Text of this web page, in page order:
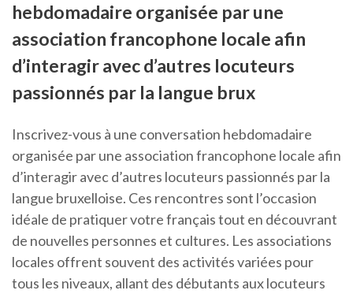
hebdomadaire organisée par une
association francophone locale afin
d’interagir avec d’autres locuteurs
passionnés par la langue brux
Inscrivez-vous à une conversation hebdomadaire
organisée par une association francophone locale afin
d’interagir avec d’autres locuteurs passionnés par la
langue bruxelloise. Ces rencontres sont l’occasion
idéale de pratiquer votre français tout en découvrant
de nouvelles personnes et cultures. Les associations
locales offrent souvent des activités variées pour
tous les niveaux, allant des débutants aux locuteurs